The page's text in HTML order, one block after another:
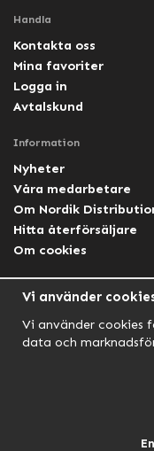
Handla
Kontakta oss
Mina favoriter
Logga in
Avtalskund
Information
Nyheter
Våra medarbetare
Om Nordik
Hitta återförsäljare
Om cookies
Facebook Lightforce
NORDIK
Vi använder
Vi använder cookies
data och